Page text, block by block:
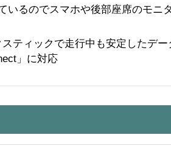
いるのでスマホや後部座席のモニ
ティックで走行中も安定したデー
」に対応